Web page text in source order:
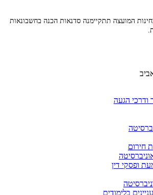
המועצה תתקיימנה סדנאות הכנה בחשבונאות
ודרכי הגעה
חירום
ופסקי דין
בלימודים